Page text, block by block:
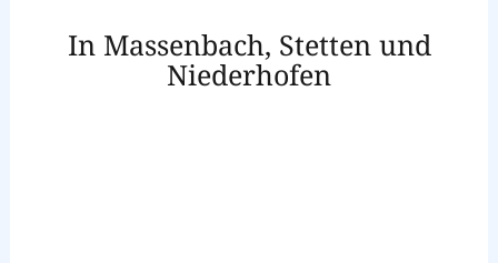
In Massenbach, Stetten und
Niederhofen